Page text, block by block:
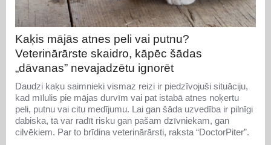
Kaķis mājās atnes peli vai putnu?
Veterinārārste skaidro, kāpēc šādas
„dāvanas” nevajadzētu ignorēt
Daudzi kaķu saimnieki vismaz reizi ir piedzīvojuši situāciju,
kad mīlulis pie mājas durvīm vai pat istabā atnes noķertu
peli, putnu vai citu medījumu. Lai gan šāda uzvedība ir pilnīgi
dabiska, tā var radīt risku gan pašam dzīvniekam, gan
cilvēkiem. Par to brīdina veterinārārsti, raksta “DoctorPiter”.